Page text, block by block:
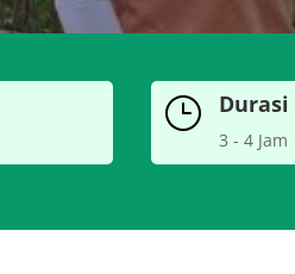
} Durasi
3 - 4 Jam